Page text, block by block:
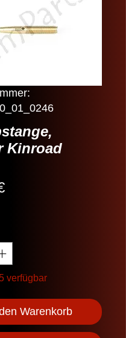
Kinroad
Preis
verfügbar
Warenkorb